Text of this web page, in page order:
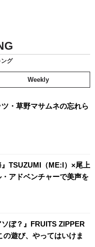
ング
Weekly
・草野マサムネの忘れら
』TSUZUMI（ME:I）×尾上
アドベンチャーで美声を
ソぼ？』FRUITS ZIPPER
遊び、やってはいけま